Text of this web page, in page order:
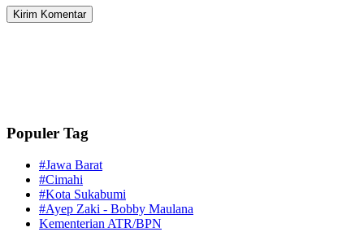
Populer Tag
#Jawa Barat
#Cimahi
#Kota Sukabumi
#Ayep Zaki - Bobby Maulana
Kementerian ATR/BPN